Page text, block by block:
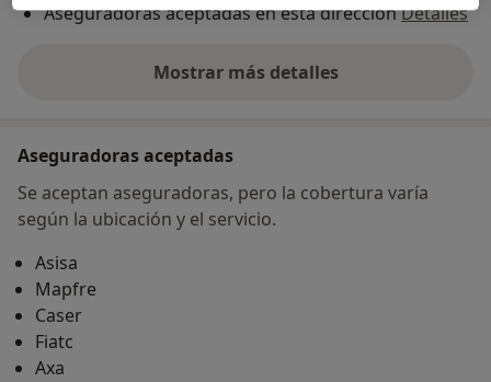
Aseguradoras aceptadas en esta direcciónDetalles
Mostrar más detalles
sobre la dirección
Aseguradoras aceptadas
Se aceptan aseguradoras, pero la cobertura varía
según la ubicación y el servicio.
Asisa
Mapfre
Caser
Fiatc
Axa